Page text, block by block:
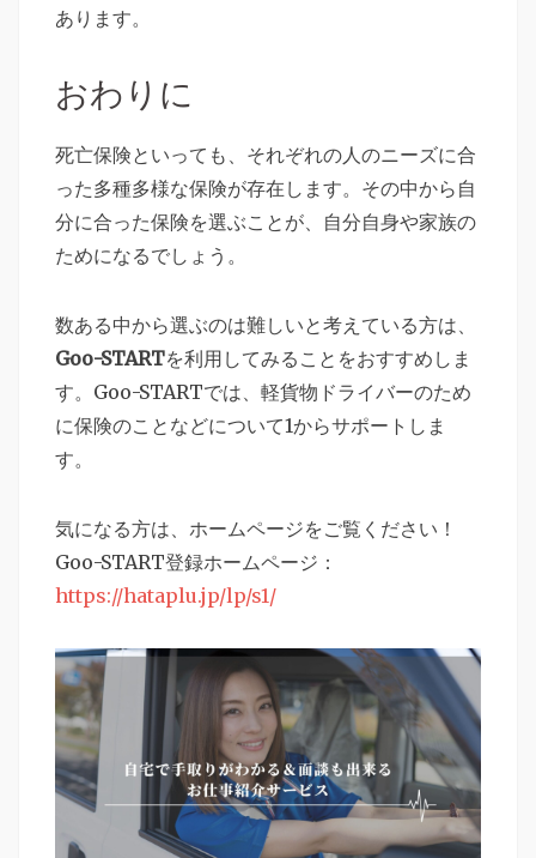
あります。
おわりに
死亡保険といっても、それぞれの人のニーズに合
った多種多様な保険が存在します。その中から自
分に合った保険を選ぶことが、自分自身や家族の
ためになるでしょう。
数ある中から選ぶのは難しいと考えている方は、
Goo-STARTを利用してみることをおすすめしま
す。Goo-STARTでは、軽貨物ドライバーのため
に保険のことなどについて1からサポートしま
す。
気になる方は、ホームページをご覧ください！
Goo-START登録ホームページ：
https://hataplu.jp/lp/s1/